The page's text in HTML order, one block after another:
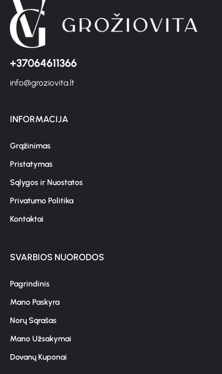
+37064611366
info@groziovita.lt
INFORMACIJA
Grąžinimas
Pristatymas
Sąlygos ir Nuostatos
Privatumo Politika
Kontaktai
SVARBIOS NUORODOS
Pagrindinis
Mano Paskyra
Norų Sąrašas
Mano Užsakymai
Dovanų Kuponai